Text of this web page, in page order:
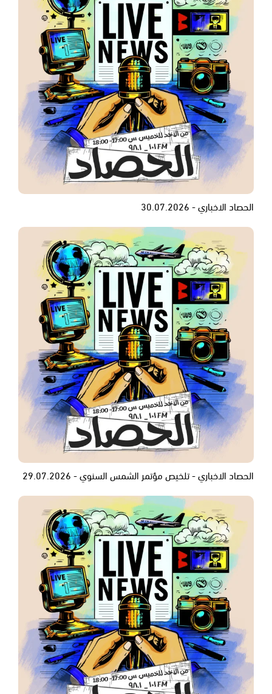
الحصاد الاخباري - 30.07.2026
الحصاد الاخباري - تلخيص مؤتمر الشمس السنوي - 29.07.2026